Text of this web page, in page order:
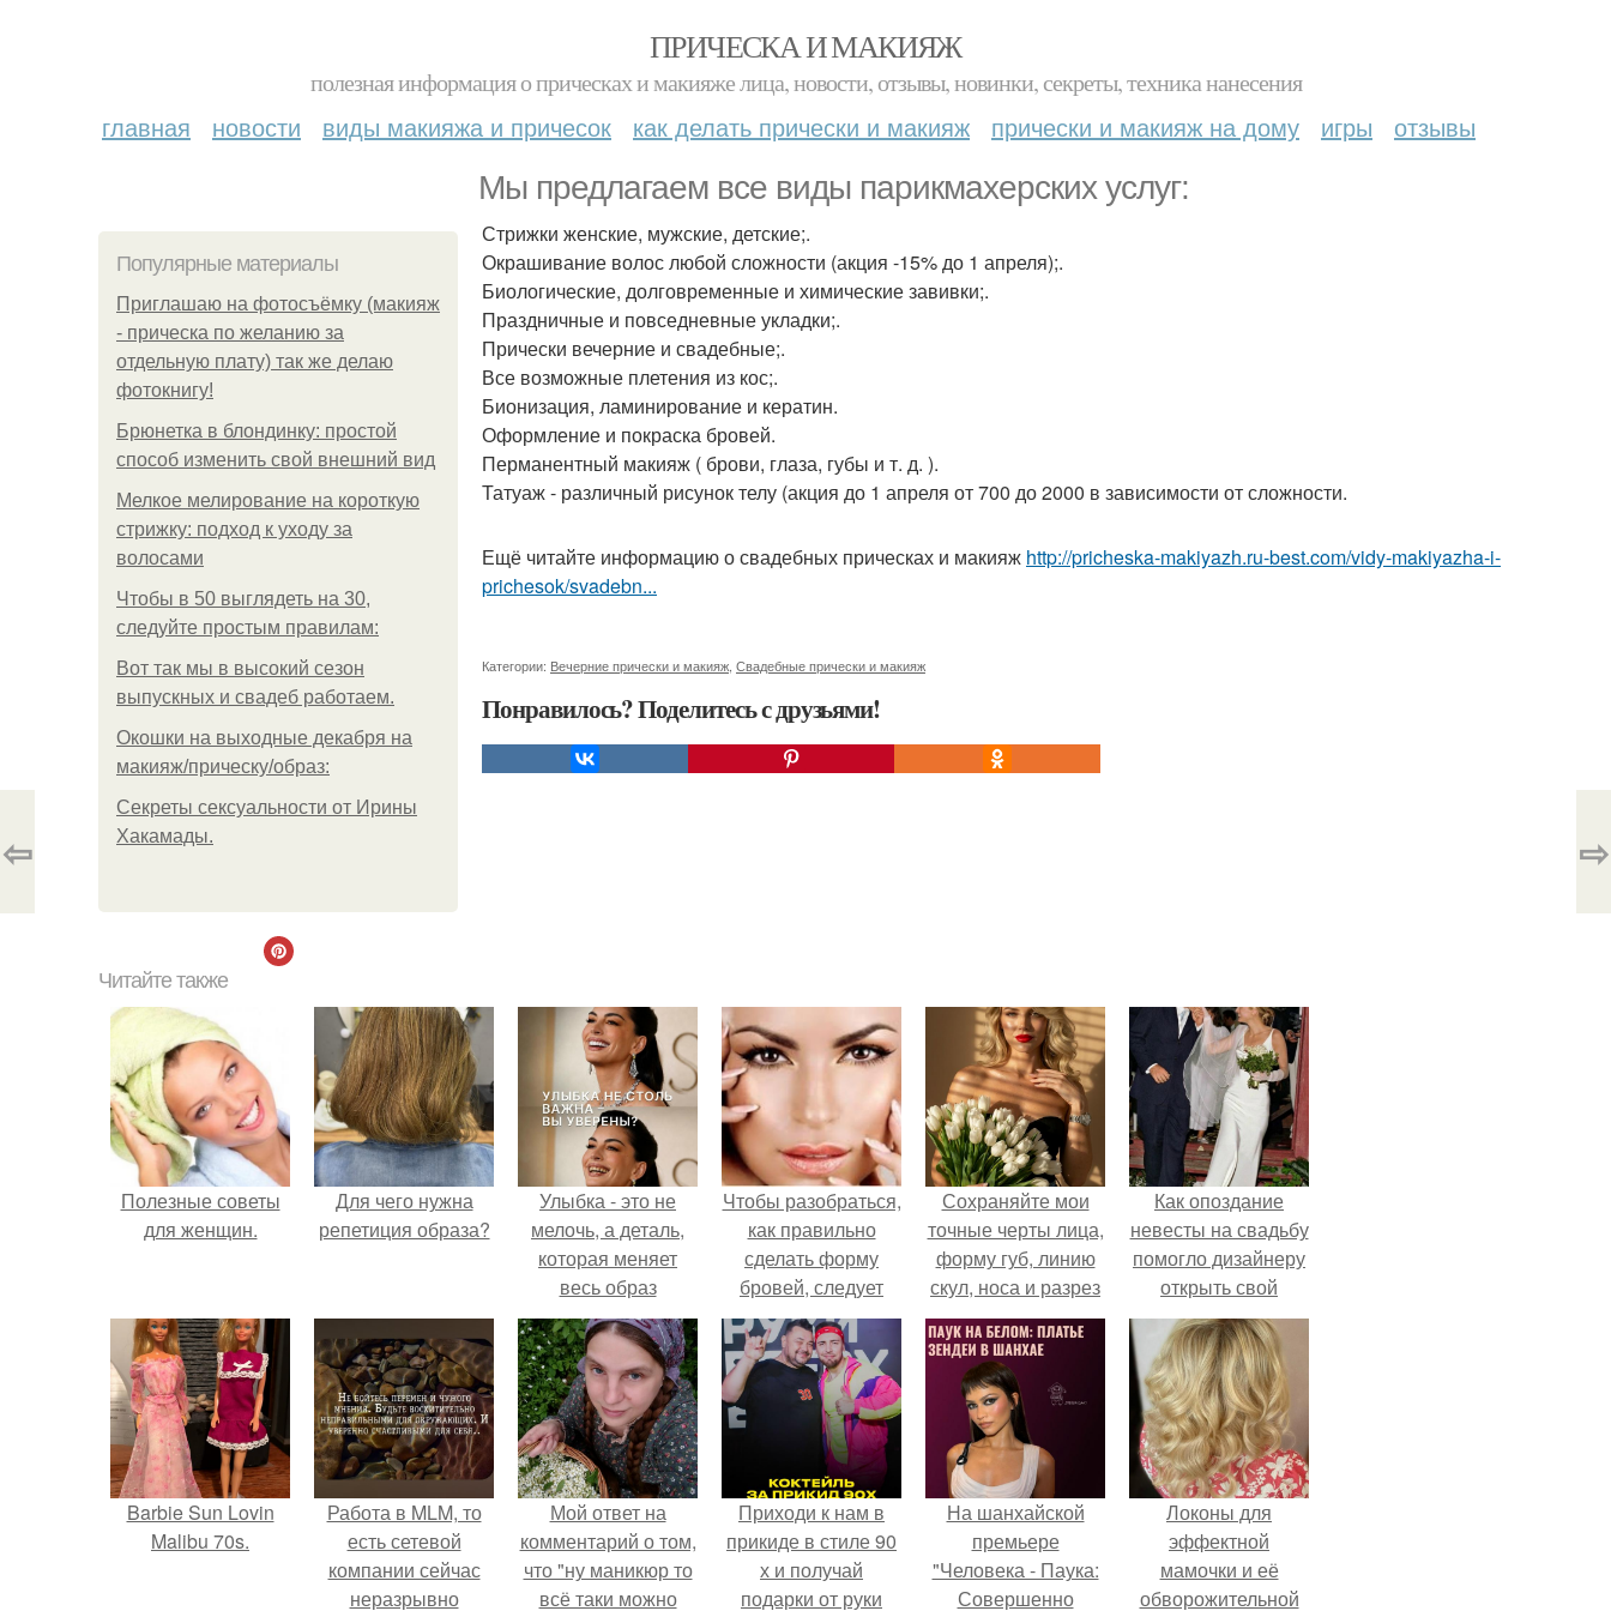
ПРИЧЕСКА И МАКИЯЖ
полезная информация о прическах и макияже лица, новости, отзывы, новинки, секреты, техника нанесения
главная новости виды макияжа и причесок как делать прически и макияж прически и макияж на дому игры отзывы
Мы предлагаем все виды парикмахерских услуг:
Популярные материалы
Приглашаю на фотосъёмку (макияж
- прическа по желанию за
отдельную плату) так же делаю
фотокнигу!
Брюнетка в блондинку: простой
способ изменить свой внешний вид
Мелкое мелирование на короткую
стрижку: подход к уходу за
волосами
Чтобы в 50 выглядеть на 30,
следуйте простым правилам:
Вот так мы в высокий сезон
выпускных и свадеб работаем.
Окошки на выходные декабря на
макияж/прическу/образ:
Секреты сексуальности от Ирины
Хакамады.
Стрижки женские, мужские, детские;.
Окрашивание волос любой сложности (акция -15% до 1 апреля);.
Биологические, долговременные и химические завивки;.
Праздничные и повседневные укладки;.
Прически вечерние и свадебные;.
Все возможные плетения из кос;.
Бионизация, ламинирование и кератин.
Оформление и покраска бровей.
Перманентный макияж ( брови, глаза, губы и т. д. ).
Татуаж - различный рисунок телу (акция до 1 апреля от 700 до 2000 в зависимости от сложности.
Ещё читайте информацию о свадебных прическах и макияж http://pricheska-makiyazh.ru-best.com/vidy-makiyazha-i-
prichesok/svadebn...
Категории: Вечерние прически и макияж Свадебные прически и макияж
Понравилось? Поделитесь с друзьями!
⇦ ⇨
Читайте также
Полезные советы
для женщин.
Для чего нужна
репетиция образа?
Улыбка - это не
мелочь, а деталь,
которая меняет
весь образ
человека.
Чтобы разобраться,
как правильно
сделать форму
бровей, следует
обратить внимание
на некоторые
важные моменты.
Сохраняйте мои
точные черты лица,
форму губ, линию
скул, носа и разрез
глаз.
Как опоздание
невесты на свадьбу
помогло дизайнеру
открыть свой
бренд.
Barbie Sun Lovin
Malibu 70s.
Работа в MLM, то
есть сетевой
компании сейчас
неразрывно
Мой ответ на
комментарий о том,
что "ну маникюр то
всё таки можно
Приходи к нам в
прикиде в стиле 90
х и получай
подарки от руки
На шанхайской
премьере
"Человека - Паука:
Совершенно
Локоны для
эффектной
мамочки и её
обворожительной